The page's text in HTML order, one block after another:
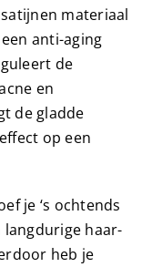
materiaal
anti-aging
de
en
de gladde
op een
je ‘s ochtends
haar-
heb je